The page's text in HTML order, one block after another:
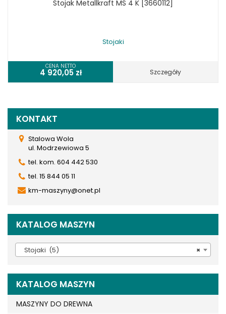
Stojak Metallkraft MS 4 K [3660112]
Stojaki
CENA NETTO
4 920,05 zł Szczegóły
KONTAKT
Stalowa Wola
ul. Modrzewiowa 5
tel. kom. 604 442 530
tel. 15 844 05 11
km-maszyny@onet.pl
KATALOG MASZYN
×
Stojaki (5)
KATALOG MASZYN
MASZYNY DO DREWNA